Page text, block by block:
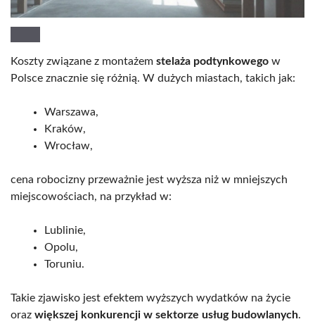
Koszty związane z montażem stelaża podtynkowego w
Polsce znacznie się różnią. W dużych miastach, takich jak:
Warszawa,
Kraków,
Wrocław,
cena robocizny przeważnie jest wyższa niż w mniejszych
miejscowościach, na przykład w:
Lublinie,
Opolu,
Toruniu.
Takie zjawisko jest efektem wyższych wydatków na życie
oraz większej konkurencji w sektorze usług budowlanych.